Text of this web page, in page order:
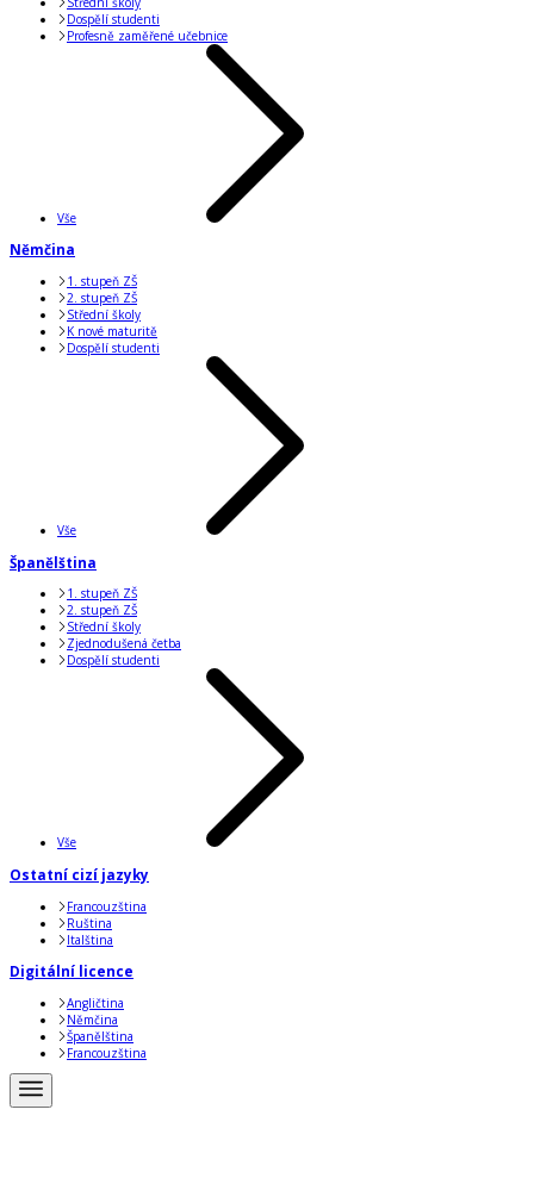
Dospělí studenti
Profesně zaměřené učebnice
Vše
Němčina
1. stupeň ZŠ
2. stupeň ZŠ
Střední školy
K nové maturitě
Dospělí studenti
Vše
Španělština
1. stupeň ZŠ
2. stupeň ZŠ
Střední školy
Zjednodušená četba
Dospělí studenti
Vše
Ostatní cizí jazyky
Francouzština
Ruština
Italština
Digitální licence
Angličtina
Němčina
Španělština
Francouzština